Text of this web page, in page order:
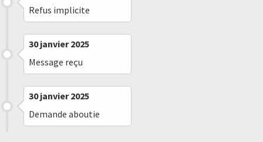
Refus implicite
30 janvier 2025
Message reçu
30 janvier 2025
Demande aboutie